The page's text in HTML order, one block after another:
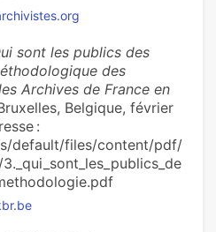
sont les publics des
des
Archives de France en
Belgique, février
:
default/files/content/pdf/